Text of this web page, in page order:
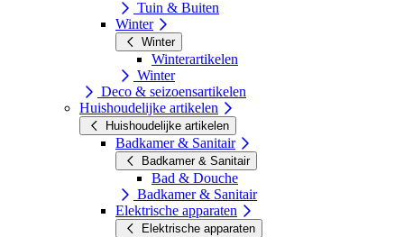
Tuin & Buiten
Winter
Winter
Winterartikelen
Winter
Deco & seizoensartikelen
Huishoudelijke artikelen
Huishoudelijke artikelen
Badkamer & Sanitair
Badkamer & Sanitair
Bad & Douche
Badkamer & Sanitair
Elektrische apparaten
Elektrische apparaten